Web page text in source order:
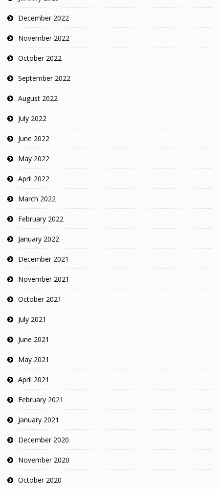
December 2022
November 2022
October 2022
September 2022
August 2022
July 2022
June 2022
May 2022
April 2022
March 2022
February 2022
January 2022
December 2021
November 2021
October 2021
July 2021
June 2021
May 2021
April 2021
February 2021
January 2021
December 2020
November 2020
October 2020